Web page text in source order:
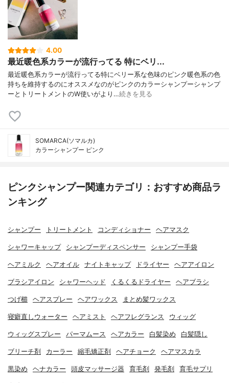
4.00
最近暖色系カラーが流行ってる 特にベリ...
最近暖色系カラーが流行ってる特にベリー系な色味のピンク暖色系の色
持ちを維持するのにオススメなのがピンクのカラーシャンプーシャンプ
ーとトリートメントのW使いがより…続きを見る
SOMARCA(ソマルカ)
カラーシャンプー ピンク
ピンクシャンプー関連カテゴリ：おすすめ商品ラ
ンキング
シャンプー トリートメント コンディショナー ヘアマスク
シャワーキャップ シャンプーディスペンサー シャンプー手袋
ヘアミルク ヘアオイル ナイトキャップ ドライヤー ヘアアイロン
ブラシアイロン シャワーヘッド くるくるドライヤー ヘアブラシ
つげ櫛 ヘアスプレー ヘアワックス まとめ髪ワックス
寝癖直しウォーター ヘアミスト ヘアフレグランス ウィッグ
ウィッグスプレー パーマムース ヘアカラー 白髪染め 白髪隠し
ブリーチ剤 カーラー 縮毛矯正剤 ヘアチョーク ヘアマスカラ
黒染め ヘナカラー 頭皮マッサージ器 育毛剤 発毛剤 育毛サプリ